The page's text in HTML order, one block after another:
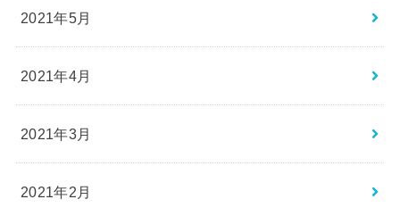
2021年5月
2021年4月
2021年3月
2021年2月